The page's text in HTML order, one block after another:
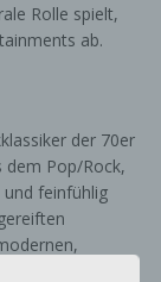
Rolle spielt,
ab.
der 70er
dem Pop/Rock,
feinfühlig